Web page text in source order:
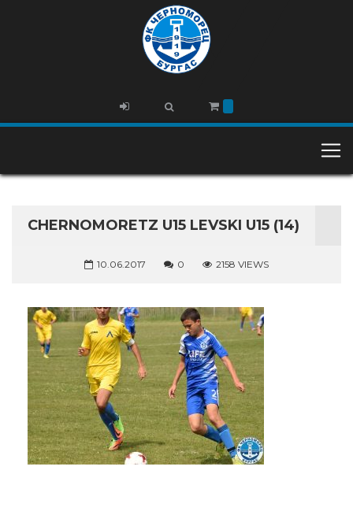
CHERNOMORETZ U15 LEVSKI U15 (14)
10.06.2017 0 2158 VIEWS